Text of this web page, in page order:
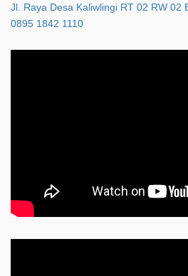
Jl. Raya Desa Kaliwlingi RT 02 RW 02
0895 1842 1110